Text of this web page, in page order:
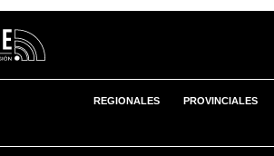
REGIONALES PROVINCIALES